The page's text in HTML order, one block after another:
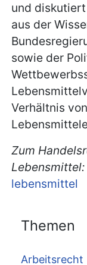
und
aus der
sowie der
Verhältnis
Zum
lebensmittel
Themen
Arbeitsrecht